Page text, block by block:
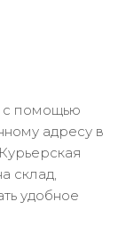
с помощью
адресу в
склад,
удобное